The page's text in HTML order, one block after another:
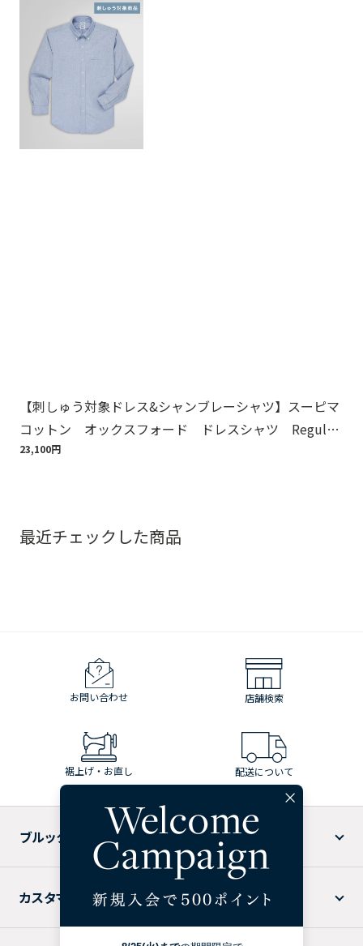
【刺しゅう対象ドレス&シャンブレーシャツ】スーピマ
コットン オックスフォード ドレスシャツ Regular
Fit
23,100円
最近チェックした商品
お問い合わせ 店舗検索
裾上げ・お直し 配送について
ブルックス ブラザーズについて
カスタマーサービス